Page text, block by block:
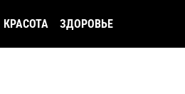
КРАСОТА ЗДОРОВЬЕ